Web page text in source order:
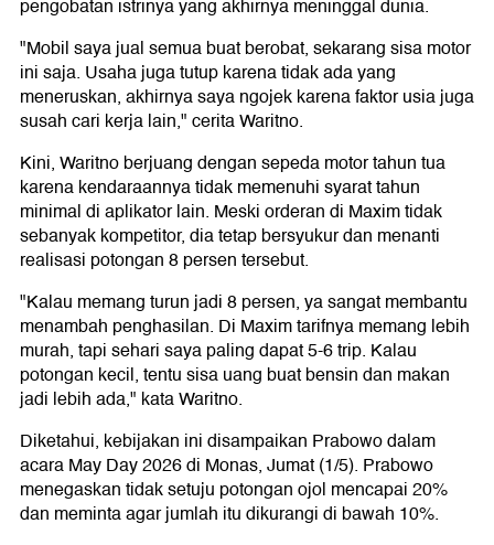
pengobatan istrinya yang akhirnya meninggal dunia.
"Mobil saya jual semua buat berobat, sekarang sisa motor
ini saja. Usaha juga tutup karena tidak ada yang
meneruskan, akhirnya saya ngojek karena faktor usia juga
susah cari kerja lain," cerita Waritno.
Kini, Waritno berjuang dengan sepeda motor tahun tua
karena kendaraannya tidak memenuhi syarat tahun
minimal di aplikator lain. Meski orderan di Maxim tidak
sebanyak kompetitor, dia tetap bersyukur dan menanti
realisasi potongan 8 persen tersebut.
"Kalau memang turun jadi 8 persen, ya sangat membantu
menambah penghasilan. Di Maxim tarifnya memang lebih
murah, tapi sehari saya paling dapat 5-6 trip. Kalau
potongan kecil, tentu sisa uang buat bensin dan makan
jadi lebih ada," kata Waritno.
Diketahui, kebijakan ini disampaikan Prabowo dalam
acara May Day 2026 di Monas, Jumat (1/5). Prabowo
menegaskan tidak setuju potongan ojol mencapai 20%
dan meminta agar jumlah itu dikurangi di bawah 10%.